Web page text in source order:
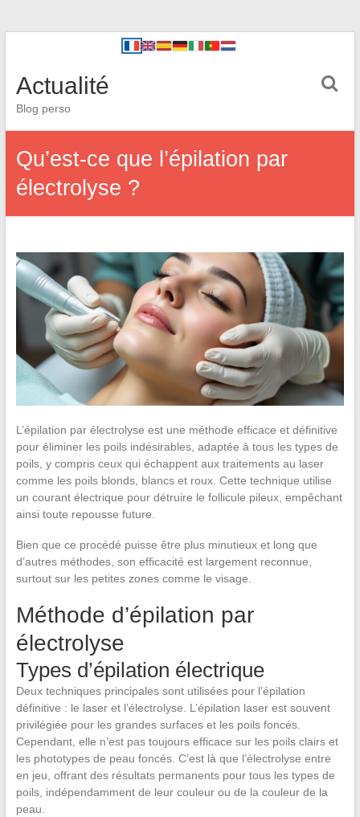
Actualité
Blog perso
Qu’est-ce que l’épilation par
électrolyse ?
L’épilation par électrolyse est une méthode efficace et définitive
pour éliminer les poils indésirables, adaptée à tous les types de
poils, y compris ceux qui échappent aux traitements au laser
comme les poils blonds, blancs et roux. Cette technique utilise
un courant électrique pour détruire le follicule pileux, empêchant
ainsi toute repousse future.
Bien que ce procédé puisse être plus minutieux et long que
d’autres méthodes, son efficacité est largement reconnue,
surtout sur les petites zones comme le visage.
Méthode d’épilation par
électrolyse
Types d’épilation électrique
Deux techniques principales sont utilisées pour l’épilation
définitive : le laser et l’électrolyse. L’épilation laser est souvent
privilégiée pour les grandes surfaces et les poils foncés.
Cependant, elle n’est pas toujours efficace sur les poils clairs et
les phototypes de peau foncés. C’est là que l’électrolyse entre
en jeu, offrant des résultats permanents pour tous les types de
poils, indépendamment de leur couleur ou de la couleur de la
peau.